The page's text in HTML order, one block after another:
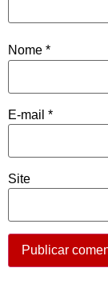
Nome *
E-mail *
Site